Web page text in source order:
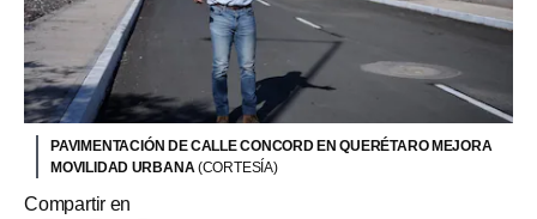
PAVIMENTACIÓN DE CALLE CONCORD EN QUERÉTARO MEJORA
MOVILIDAD URBANA(CORTESÍA)
Compartir en